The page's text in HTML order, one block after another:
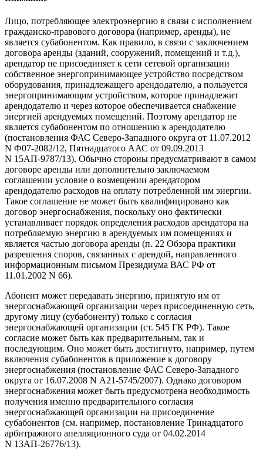
Лицо, потребляющее электроэнергию в связи с исполнением
гражданско-правового договора (например, аренды), не
является субабонентом. Как правило, в связи с заключением
договора аренды (зданий, сооружений, помещений и т.д.),
арендатор не присоединяет к сети сетевой организации
собственное энергопринимающее устройство посредством
оборудования, принадлежащего арендодателю, а пользуется
энергопринимающим устройством, которое принадлежит
арендодателю и через которое обеспечивается снабжение
энергией арендуемых помещений. Поэтому арендатор не
является субабонентом по отношению к арендодателю
(постановления ФАС Северо-Западного округа от 11.07.2012
N Ф07-2082/12, Пятнадцатого ААС от 09.09.2013
N 15АП-9787/13). Обычно стороны предусматривают в самом
договоре аренды или дополнительно заключаемом
соглашении условие о возмещении арендатором
арендодателю расходов на оплату потребленной им энергии.
Такое соглашение не может быть квалифицировано как
договор энергоснабжения, поскольку оно фактически
устанавливает порядок определения расходов арендатора на
потребляемую энергию в арендуемых им помещениях и
является частью договора аренды (п. 22 Обзора практики
разрешения споров, связанных с арендой, направленного
информационным письмом Президиума ВАС РФ от
11.01.2002 N 66).
Абонент может передавать энергию, принятую им от
энергоснабжающей организации через присоединенную сеть,
другому лицу (субабоненту) только с согласия
энергоснабжающей организации (ст. 545 ГК РФ). Такое
согласие может быть как предварительным, так и
последующим. Оно может быть достигнуто, например, путем
включения субабонентов в приложение к договору
энергоснабжения (постановление ФАС Северо-Западного
округа от 16.07.2008 N А21-5745/2007). Однако договором
энергоснабжения может быть предусмотрена необходимость
получения именно предварительного согласия
энергоснабжающей организации на присоединение
субабонентов (см. например, постановление Тринадцатого
арбитражного апелляционного суда от 04.02.2014
N 13АП-26776/13).